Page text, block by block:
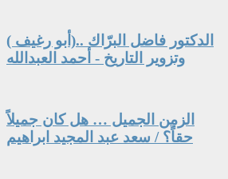
الدكتور فاضل البرّاك ..(أبو رغيف )
وتزوير التاريخ - أحمد العبدالله
الزمن الجميل … هل كان جميلاً
حقاً؟ / سعد عبد المجيد ابراهيم